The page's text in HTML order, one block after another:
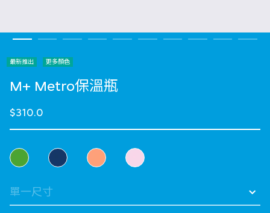
最新推出 更多顏色
M+ Metro保溫瓶
$310.0
選擇 顏色